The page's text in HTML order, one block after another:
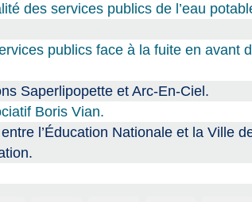
des services publics de l’eau
publics face à la fuite en avant
Saperlipopette et Arc-En-Ciel.
Boris Vian.
l’Éducation Nationale et la Ville